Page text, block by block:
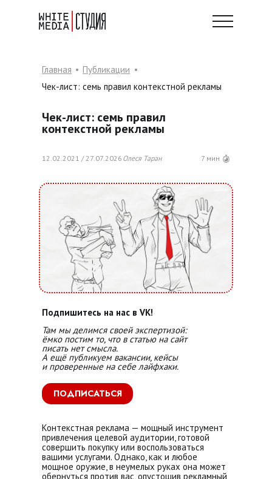
Главная
Публикации
Чек-лист: семь правил контекстной рекламы
• •
Чек-лист: семь правил
контекстной рекламы
12.02.2021 / 27.07.2026 Олеся Таран 7 мин
Там мы делимся своей экспертизой:
ёмко постим то, что в статью на сайт
писать нет смысла.
А ещё публикуем вакансии, кейсы
и проверенные на себе лайфхаки.
Подпишитесь на нас в VK!
ПОДПИСАТЬСЯ
Контекстная реклама — мощный инструмент
привлечения целевой аудитории, готовой
совершить покупку или воспользоваться
вашими услугами. Однако, как и любое
мощное оружие, в неумелых руках она может
обернуться против вас, опустошив рекламный